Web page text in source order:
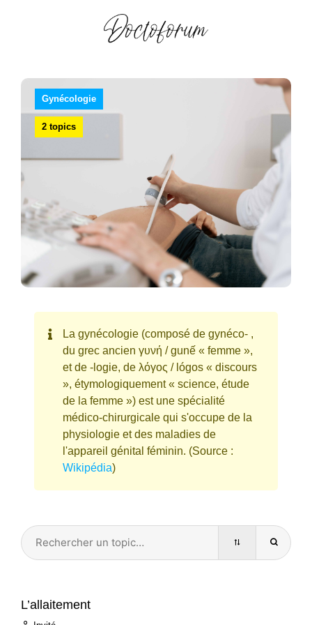
Gynécologie
2 topics
La gynécologie (composé de gynéco- ,
du grec ancien γυνή / gunế « femme »,
et de -logie, de λόγος / lógos « discours
», étymologiquement « science, étude
de la femme ») est une spécialité
médico-chirurgicale qui s'occupe de la
physiologie et des maladies de
l'appareil génital féminin. (Source :
Wikipédia)
L’allaitement